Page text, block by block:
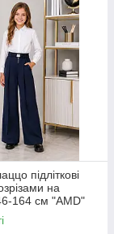
підліткові
на
164 см "AMD"
прямого